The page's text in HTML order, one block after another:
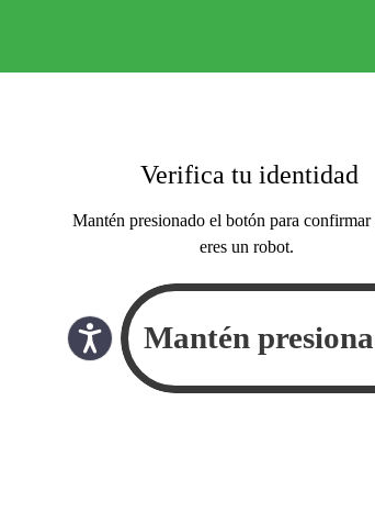
Verifica tu identidad
Mantén presionado el botón para confirmar
eres un robot.